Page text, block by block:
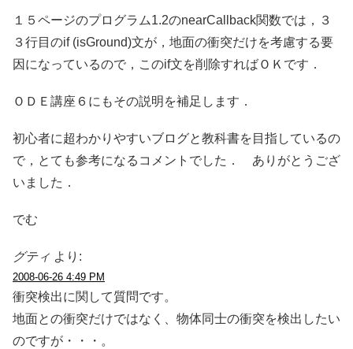
１５ページのプログラム1.2のnearCallback関数では，３
３行目のif (isGround)文が，地面の衝突だけを考慮する要
因になっているので，このif文を削除すればＯＫです．
ＯＤＥ講座６にもその説明を補足します．
初心者に超わかりやすいブログと教科書を目指しているの
で，とても参考になるコメントでした． ありがとうござ
いました．
でむ
グティ より:
2008-06-26 4:49 PM
衝突検出に関して質問です。
地面との衝突だけではなく、物体同士の衝突を検出したい
のですが・・・。